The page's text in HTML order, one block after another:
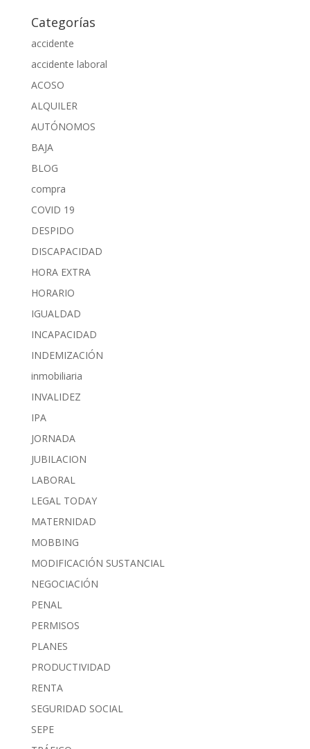
Categorías
accidente
accidente laboral
ACOSO
ALQUILER
AUTÓNOMOS
BAJA
BLOG
compra
COVID 19
DESPIDO
DISCAPACIDAD
HORA EXTRA
HORARIO
IGUALDAD
INCAPACIDAD
INDEMIZACIÓN
inmobiliaria
INVALIDEZ
IPA
JORNADA
JUBILACION
LABORAL
LEGAL TODAY
MATERNIDAD
MOBBING
MODIFICACIÓN SUSTANCIAL
NEGOCIACIÓN
PENAL
PERMISOS
PLANES
PRODUCTIVIDAD
RENTA
SEGURIDAD SOCIAL
SEPE